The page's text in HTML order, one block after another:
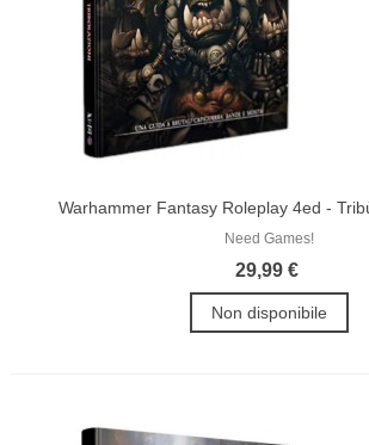
Warhammer Fantasy Roleplay 4ed -
Need Games!
29,99 €
Non disponibile